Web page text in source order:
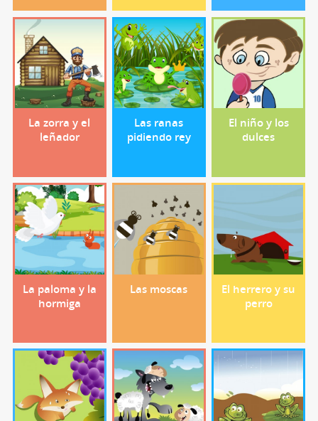
La zorra y el
leñador
Las ranas
pidiendo rey
El niño y los
dulces
La paloma y la
hormiga
Las moscas
El herrero y su
perro